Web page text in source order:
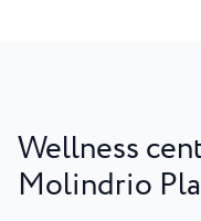
Wellness
Molindrio